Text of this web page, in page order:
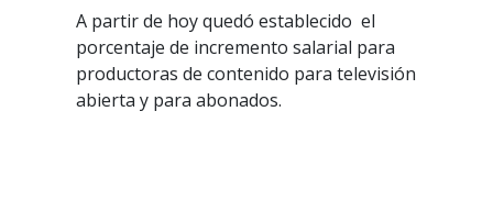
A partir de hoy quedó establecido el
porcentaje de incremento salarial para
productoras de contenido para televisión
abierta y para abonados.